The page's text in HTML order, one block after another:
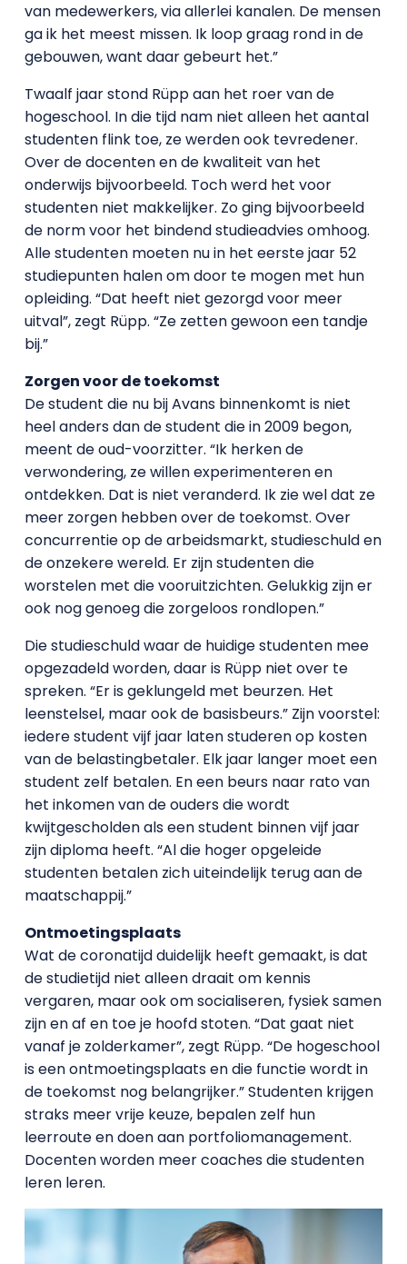
van medewerkers, via allerlei kanalen. De mensen
ga ik het meest missen. Ik loop graag rond in de
gebouwen, want daar gebeurt het.”
Twaalf jaar stond Rüpp aan het roer van de
hogeschool. In die tijd nam niet alleen het aantal
studenten flink toe, ze werden ook tevredener.
Over de docenten en de kwaliteit van het
onderwijs bijvoorbeeld. Toch werd het voor
studenten niet makkelijker. Zo ging bijvoorbeeld
de norm voor het bindend studieadvies omhoog.
Alle studenten moeten nu in het eerste jaar 52
studiepunten halen om door te mogen met hun
opleiding. “Dat heeft niet gezorgd voor meer
uitval”, zegt Rüpp. “Ze zetten gewoon een tandje
bij.”
Zorgen voor de toekomst
De student die nu bij Avans binnenkomt is niet
heel anders dan de student die in 2009 begon,
meent de oud-voorzitter. “Ik herken de
verwondering, ze willen experimenteren en
ontdekken. Dat is niet veranderd. Ik zie wel dat ze
meer zorgen hebben over de toekomst. Over
concurrentie op de arbeidsmarkt, studieschuld en
de onzekere wereld. Er zijn studenten die
worstelen met die vooruitzichten. Gelukkig zijn er
ook nog genoeg die zorgeloos rondlopen.”
Die studieschuld waar de huidige studenten mee
opgezadeld worden, daar is Rüpp niet over te
spreken. “Er is geklungeld met beurzen. Het
leenstelsel, maar ook de basisbeurs.” Zijn voorstel:
iedere student vijf jaar laten studeren op kosten
van de belastingbetaler. Elk jaar langer moet een
student zelf betalen. En een beurs naar rato van
het inkomen van de ouders die wordt
kwijtgescholden als een student binnen vijf jaar
zijn diploma heeft. “Al die hoger opgeleide
studenten betalen zich uiteindelijk terug aan de
maatschappij.”
Ontmoetingsplaats
Wat de coronatijd duidelijk heeft gemaakt, is dat
de studietijd niet alleen draait om kennis
vergaren, maar ook om socialiseren, fysiek samen
zijn en af en toe je hoofd stoten. “Dat gaat niet
vanaf je zolderkamer”, zegt Rüpp. “De hogeschool
is een ontmoetingsplaats en die functie wordt in
de toekomst nog belangrijker.” Studenten krijgen
straks meer vrije keuze, bepalen zelf hun
leerroute en doen aan portfoliomanagement.
Docenten worden meer coaches die studenten
leren leren.